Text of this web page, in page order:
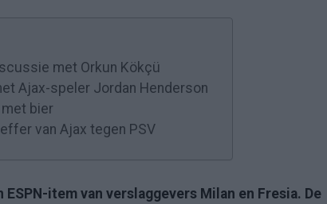
met Orkun Kökçü
Ajax-speler Jordan Henderson
bier
van Ajax tegen PSV
ESPN-item van verslaggevers Milan en Fresia. De